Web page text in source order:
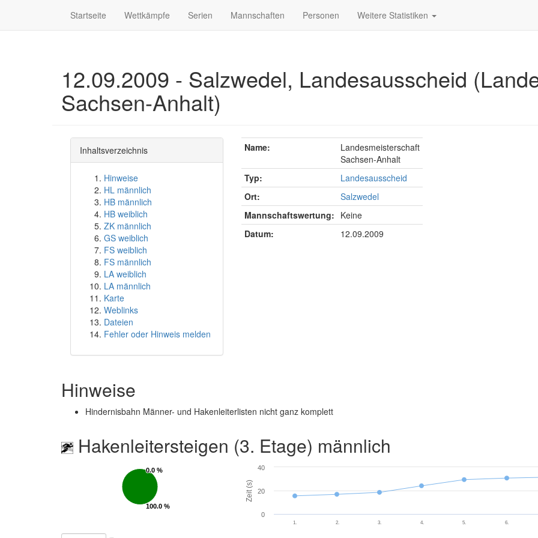
Startseite Wettkämpfe Serien Mannschaften Personen Weitere Statistiken
12.09.2009 - Salzwedel, Landesausscheid
Sachsen-Anhalt)
Inhaltsverzeichnis
Hinweise
HL männlich
HB männlich
HB weiblich
ZK männlich
GS weiblich
FS weiblich
FS männlich
LA weiblich
LA männlich
Karte
Weblinks
Dateien
Fehler oder Hinweis melden
Name:
Landesmeisterschaft
Sachsen-Anhalt
Typ:
Landesausscheid
Ort:
Salzwedel
Mannschaftswertung: Keine
Datum:
12.09.2009
Hinweise
Hindernisbahn Männer- und Hakenleiterlisten nicht ganz komplett
Hakenleitersteigen (3. Etage) männlich
0.0 %
0.0 %
100.0 %
100.0 %
Zeit (s)
1. 2. 3. 4. 5. 6.
0
20
40